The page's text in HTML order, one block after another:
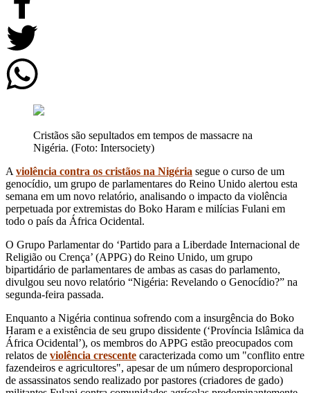
Cristãos são sepultados em tempos de massacre na
Nigéria. (Foto: Intersociety)
A violência contra os cristãos na Nigéria segue o curso de um
genocídio, um grupo de parlamentares do Reino Unido alertou esta
semana em um novo relatório, analisando o impacto da violência
perpetuada por extremistas do Boko Haram e milícias Fulani em
todo o país da África Ocidental.
O Grupo Parlamentar do ‘Partido para a Liberdade Internacional de
Religião ou Crença’ (APPG) do Reino Unido, um grupo
bipartidário de parlamentares de ambas as casas do parlamento,
divulgou seu novo relatório “Nigéria: Revelando o Genocídio?” na
segunda-feira passada.
Enquanto a Nigéria continua sofrendo com a insurgência do Boko
Haram e a existência de seu grupo dissidente (‘Província Islâmica da
África Ocidental’), os membros do APPG estão preocupados com
relatos de violência crescente caracterizada como um "conflito entre
fazendeiros e agricultores", apesar de um número desproporcional
de assassinatos sendo realizado por pastores (criadores de gado)